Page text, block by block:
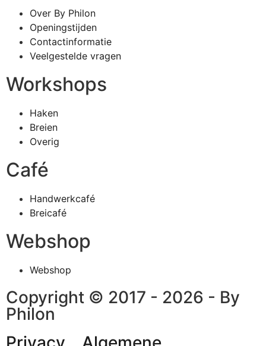
Over By Philon
Openingstijden
Contactinformatie
Veelgestelde vragen
Workshops
Haken
Breien
Overig
Café
Handwerkcafé
Breicafé
Webshop
Webshop
Copyright © 2017 - 2026 - By
Philon